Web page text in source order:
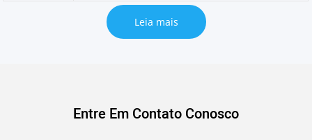
Leia mais
Entre Em Contato Conosco